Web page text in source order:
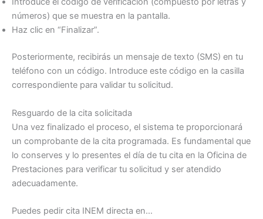
números) que se muestra en la pantalla.
Haz clic en “Finalizar”.
Posteriormente, recibirás un mensaje de texto (SMS) en tu
teléfono con un código. Introduce este código en la casilla
correspondiente para validar tu solicitud.
Resguardo de la cita solicitada
Una vez finalizado el proceso, el sistema te proporcionará
un comprobante de la cita programada. Es fundamental que
lo conserves y lo presentes el día de tu cita en la Oficina de
Prestaciones para verificar tu solicitud y ser atendido
adecuadamente.
Puedes pedir cita INEM directa en…